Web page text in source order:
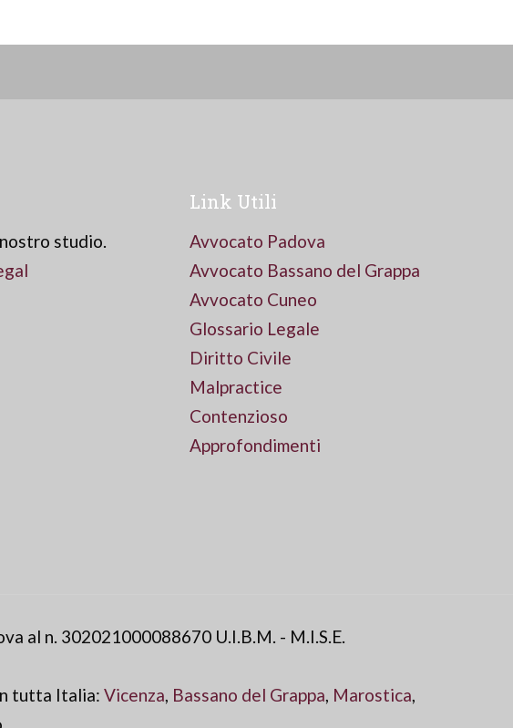
studio.
Link Utili
Avvocato Padova
Avvocato Bassano del Grappa
Avvocato Cuneo
Glossario Legale
Diritto Civile
Malpractice
Contenzioso
Approfondimenti
al n. 302021000088670 U.I.B.M. - M.I.S.E.
tutta Italia: Vicenza, Bassano del Grappa, Marostica,